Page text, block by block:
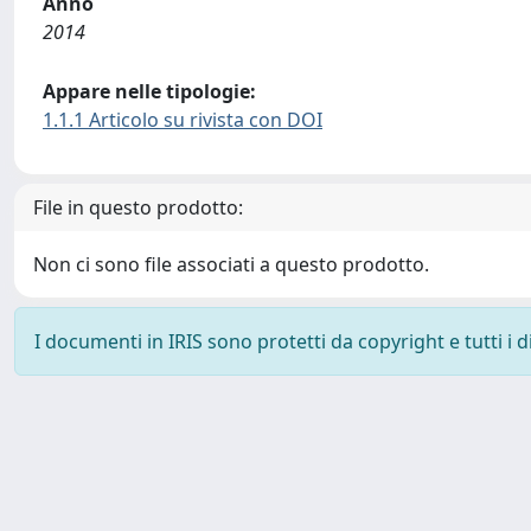
2014
Appare nelle tipologie:
1.1.1 Articolo su rivista con DOI
File in questo prodotto:
Non ci sono file associati a questo prodotto.
I documenti in IRIS sono protetti da copyright e tutti i